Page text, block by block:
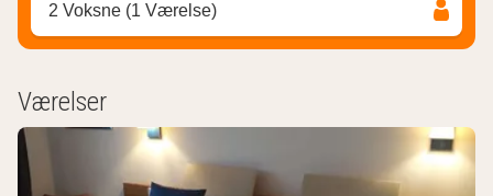
2 Voksne (1 Værelse)
Værelser